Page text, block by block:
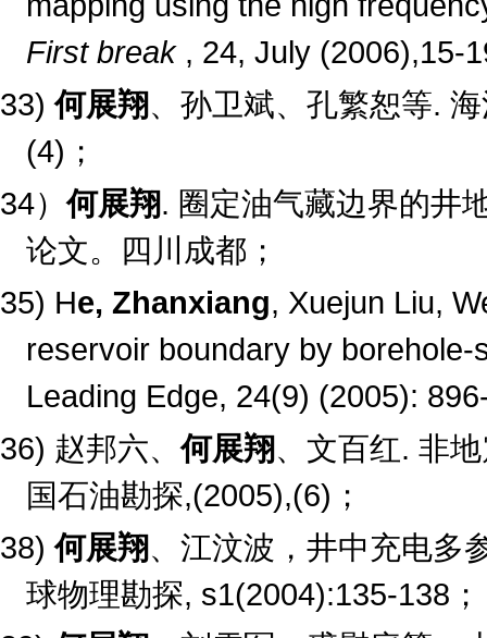
First break, 24, July (2006),15-
33)何展翔、孙卫斌、孔繁恕等.
(4) ；
34）何展翔. 圈定油气藏边界的井
论文。四川成都；
35) He, Zhanxiang, Xuejun Liu,
reservoir boundary by
Leading Edge, 24(9) (2005):
36) 赵邦六、何展翔、文百红. 非
国石油勘探,(2005),(6) ；
38)何展翔、江汶波，井中充电多
球物理勘探, s1(2004):135-138 ；